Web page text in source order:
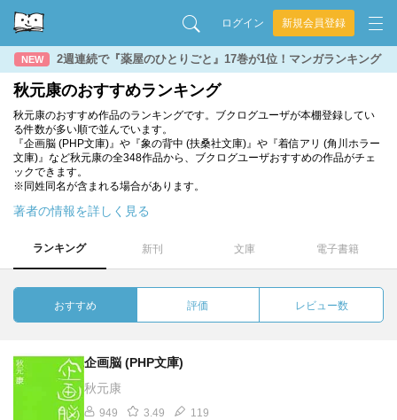
ログイン 新規会員登録
NEW 2週連続で『薬屋のひとりごと』17巻が1位！マンガランキング
秋元康のおすすめランキング
秋元康のおすすめ作品のランキングです。ブクログユーザが本棚登録してい
る件数が多い順で並んでいます。
『企画脳 (PHP文庫)』や『象の背中 (扶桑社文庫)』や『着信アリ (角川ホラー
文庫)』など秋元康の全348作品から、ブクログユーザおすすめの作品がチェ
ックできます。
※同姓同名が含まれる場合があります。
著者の情報を詳しく見る
ランキング 新刊 文庫 電子書籍
おすすめ 評価 レビュー数
企画脳 (PHP文庫)
秋元康
949 3.49 119